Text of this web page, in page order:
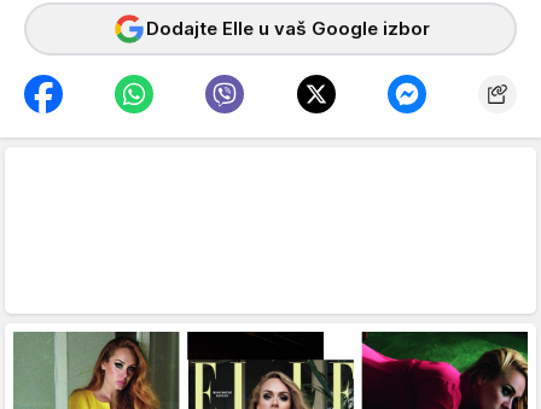
Dodajte Elle u vaš Google izbor